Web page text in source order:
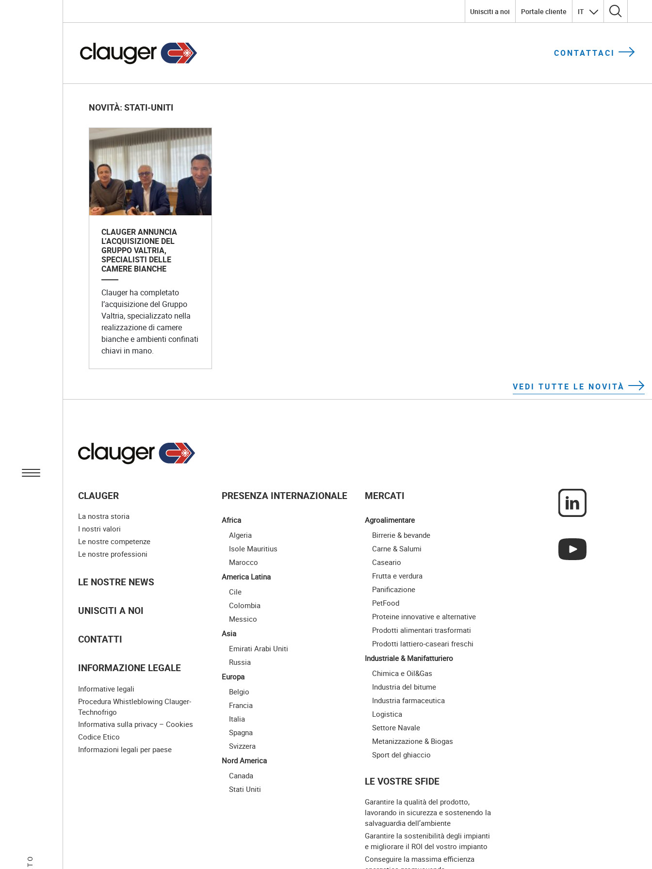
Unisciti a noi Portale cliente IT Ricerca per:
CONTATTACI
NOVITÀ: STATI-UNITI
CLAUGER ANNUNCIA
L’ACQUISIZIONE DEL
GRUPPO VALTRIA,
SPECIALISTI DELLE
CAMERE BIANCHE
Clauger ha completato
l’acquisizione del Gruppo
Valtria, specializzato nella
realizzazione di camere
bianche e ambienti confinati
chiavi in mano.
VEDI TUTTE LE NOVITÀ
CLAUGER
La nostra storia
I nostri valori
Le nostre competenze
Le nostre professioni
LE NOSTRE NEWS
UNISCITI A NOI
CONTATTI
INFORMAZIONE LEGALE
Informative legali
Procedura Whistleblowing Clauger-
Technofrigo
Informativa sulla privacy – Cookies
Codice Etico
Informazioni legali per paese
PRESENZA INTERNAZIONALE
Africa
Algeria
Isole Mauritius
Marocco
America Latina
Cile
Colombia
Messico
Asia
Emirati Arabi Uniti
Russia
Europa
Belgio
Francia
Italia
Spagna
Svizzera
Nord America
Canada
Stati Uniti
MERCATI
Agroalimentare
Birrerie & bevande
Carne & Salumi
Caseario
Frutta e verdura
Panificazione
PetFood
Proteine innovative e alternative
Prodotti alimentari trasformati
Prodotti lattiero-caseari freschi
Industriale & Manifatturiero
Chimica e Oil&Gas
Industria del bitume
Industria farmaceutica
Logistica
Settore Navale
Metanizzazione & Biogas
Sport del ghiaccio
LE VOSTRE SFIDE
Garantire la qualità del prodotto,
lavorando in sicurezza e sostenendo la
salvaguardia dell’ambiente
Garantire la sostenibilità degli impianti
e migliorare il ROI del vostro impianto
Conseguire la massima efficienza